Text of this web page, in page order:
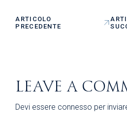
ARTICOLO
PRECEDENTE
LEAVE A
Devi essere connesso per